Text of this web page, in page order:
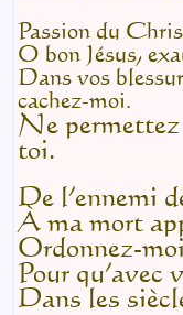
Passion du
O bon Jésus,
Dans vos
cachez-moi.
Ne permettez
toi.
De l’ennemi
À ma mort
Ordonnez-
Pour qu’avec
Dans les